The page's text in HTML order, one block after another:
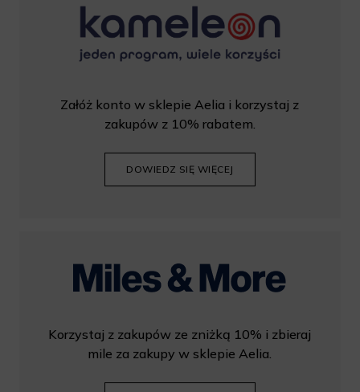
Załóż konto w sklepie Aelia i korzystaj z
zakupów z 10% rabatem.
DOWIEDZ SIĘ WIĘCEJ
Korzystaj z zakupów ze zniżką 10% i zbieraj
mile za zakupy w sklepie Aelia.